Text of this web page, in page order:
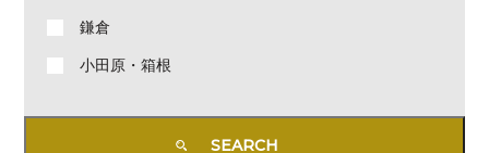
鎌倉
小田原・箱根